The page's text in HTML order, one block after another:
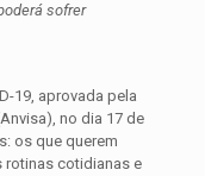
sofrer
19, aprovada pela
no dia 17 de
os que querem
rotinas cotidianas e